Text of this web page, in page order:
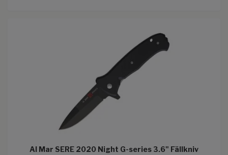
Al Mar SERE 2020 Night G-series 3.6" Fällkniv